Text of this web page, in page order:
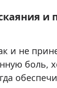
и
и не
боль,